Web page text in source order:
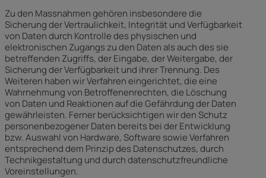
Zu den Massnahmen gehören insbesondere die
Sicherung der Vertraulichkeit, Integrität und Verfügbarkeit
von Daten durch Kontrolle des physischen und
elektronischen Zugangs zu den Daten als auch des sie
betreffenden Zugriffs, der Eingabe, der Weitergabe, der
Sicherung der Verfügbarkeit und ihrer Trennung. Des
Weiteren haben wir Verfahren eingerichtet, die eine
Wahrnehmung von Betroffenenrechten, die Löschung
von Daten und Reaktionen auf die Gefährdung der Daten
gewährleisten. Ferner berücksichtigen wir den Schutz
personenbezogener Daten bereits bei der Entwicklung
bzw. Auswahl von Hardware, Software sowie Verfahren
entsprechend dem Prinzip des Datenschutzes, durch
Technikgestaltung und durch datenschutzfreundliche
Voreinstellungen.